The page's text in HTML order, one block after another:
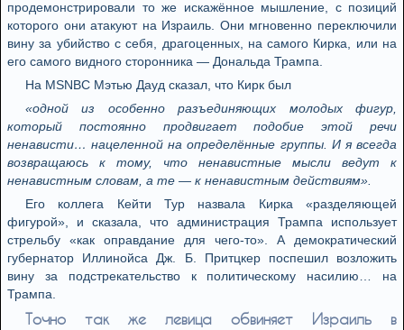
продемонстрировали то же искажённое мышление, с позиций
которого они атакуют на Израиль. Они мгновенно переключили
вину за убийство с себя, драгоценных, на самого Кирка, или на
его самого видного сторонника — Дональда Трампа.
На MSNBC Мэтью Дауд сказал, что Кирк был
«одной из особенно разъединяющих молодых фигур,
который постоянно продвигает подобие этой речи
ненависти… нацеленной на определённые группы. И я всегда
возвращаюсь к тому, что ненавистные мысли ведут к
ненавистным словам, а те — к ненавистным действиям».
Его коллега Кейти Тур назвала Кирка «разделяющей
фигурой», и сказала, что администрация Трампа использует
стрельбу «как оправдание для чего-то». А демократический
губернатор Иллинойса Дж. Б. Притцкер поспешил возложить
вину за подстрекательство к политическому насилию… на
Трампа.
Точно так же левица обвиняет Израиль в